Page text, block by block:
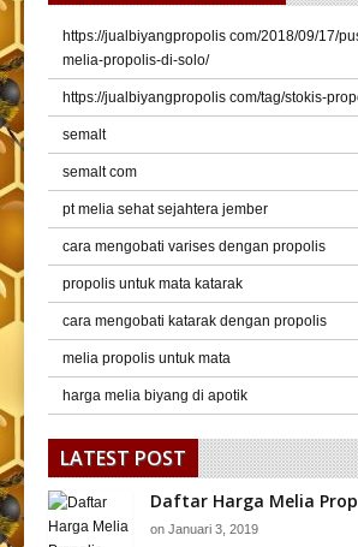
https://jualbiyangpropolis com/2018/09/17/
melia-propolis-di-solo/
https://jualbiyangpropolis com/tag/stokis-
semalt
semalt com
pt melia sehat sejahtera jember
cara mengobati varises dengan propolis
propolis untuk mata katarak
cara mengobati katarak dengan propolis
melia propolis untuk mata
harga melia biyang di apotik
LATEST POST
Daftar Harga Melia
on Januari 3, 2019